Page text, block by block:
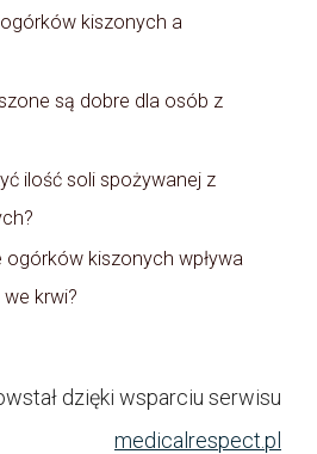
kiszonych a
są dobre dla osób z
ilość soli spożywanej z
ogórków kiszonych wpływa
krwi?
dzięki wsparciu serwisu
medicalrespect.pl